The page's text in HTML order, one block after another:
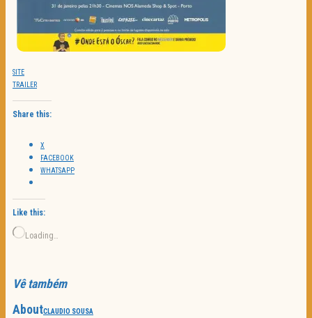
SITE
TRAILER
Share this:
X
FACEBOOK
WHATSAPP
Like this:
Loading…
Vê também
AboutCLAUDIO SOUSA